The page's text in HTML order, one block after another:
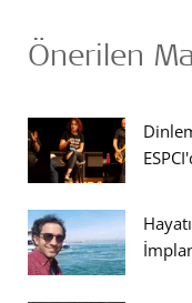
Önerilen